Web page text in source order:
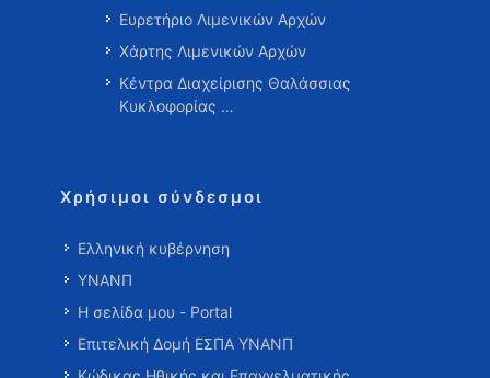
Ευρετήριο Λιμενικών Αρχών
Χάρτης Λιμενικών Αρχών
Κέντρα Διαχείρισης Θαλάσσιας
Κυκλοφορίας …
Χρήσιμοι σύνδεσμοι
Ελληνική κυβέρνηση
ΥΝΑΝΠ
Η σελίδα μου - Portal
Επιτελική Δομή ΕΣΠΑ ΥΝΑΝΠ